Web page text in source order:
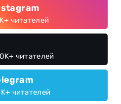
читателей
читателей
читателей